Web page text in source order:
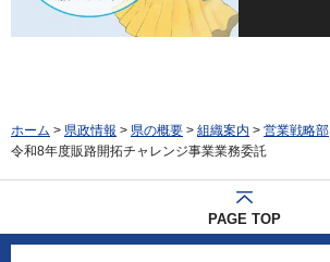
ホーム > 県政情報 > 県の概要 > 組織案内 > 営業戦略部
令和8年度販路開拓チャレンジ事業業務委託
PAGE TOP